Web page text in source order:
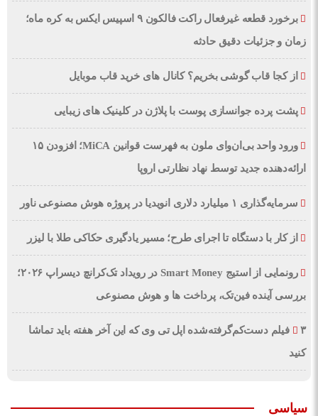
برخورد قطعه غیرفعال راکت فالکون ۹ اسپیس ایکس به کره ماه؛
زمان و جزئیات دقیق حادثه
از کجا قاب گوشی بخریم؟ کانال های خرید قاب موبایل
پشت پرده جوانسازی پوست با پلاژن در کلینیک های زیبایی
ورود واحد بی‌ان‌وای ملون به فهرست قوانین MiCA؛ افزودن ۱۵
ارائه‌دهنده جدید توسط نهاد نظارتی اروپا
سرمایه‌گذاری ۱ میلیارد دلاری انویدیا در پروژه هوش مصنوعی ناور
از کار با دستگاه تا اجرای طرح؛ مسیر یادگیری حکاکی طلا با لیزر
رونمایی از استیج Smart Money در رویداد تک‌کرانچ دیسراپ ۲۰۲۶؛
بررسی آینده فین‌تک، پرداخت‌ ها و هوش مصنوعی
۳ فیلم دست‌کم‌گرفته‌شده اپل تی وی که این آخر هفته باید تماشا
کنید
سیاسی